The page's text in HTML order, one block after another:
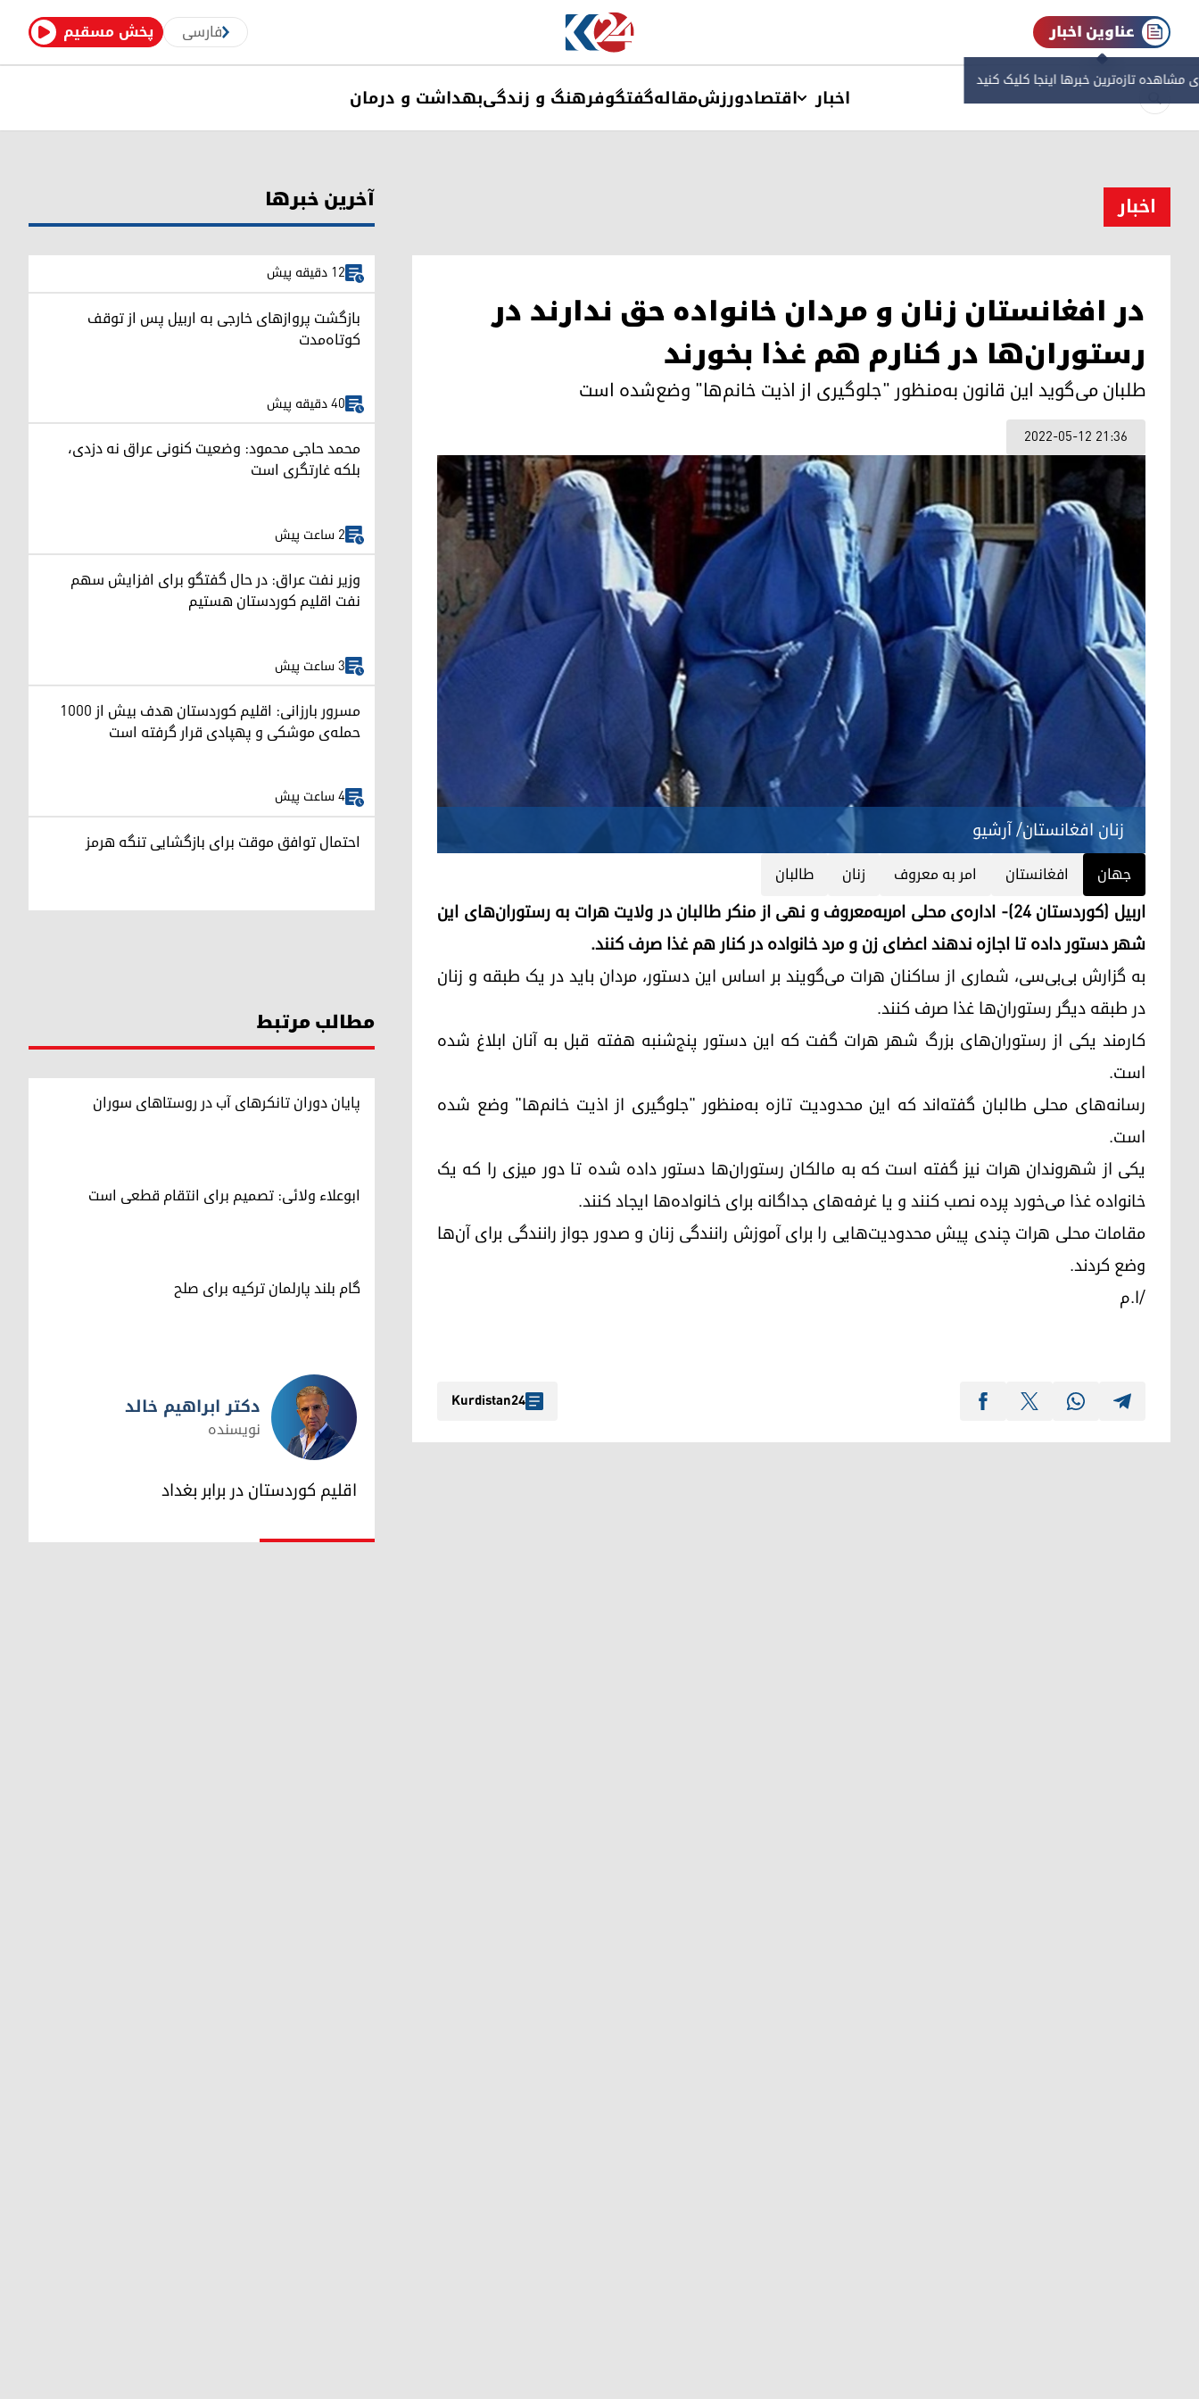
پخش مسقیم فارسی عناوین اخبار
مشاهده‌ تازه‌ترین خبرها اینجا کلیک کنید
اخبار اقتصادورزشمقالهگفتگوفرهنگ و زندگیبهداشت و درمان
اخبار
در افغانستان زنان و مردان خانواده حق ندارند در
رستوران‌ها در کنارم هم غذا بخورند
طلبان می‌گوید این قانون به‌منظور "جلوگیری از اذیت خانم‌ها" وضع‌شده است
2022-05-12 21:36
زنان افغانستان/ آرشیو
جهان افغانستان امر به معروف زنان طالبان
اربیل (کوردستان ۲۴)- اداره‌ی محلی امربه‌معروف و نهی از منکر طالبان در ولایت هرات به رستوران‌های این
شهر دستور داده تا اجازه ندهند اعضای زن و مرد خانواده در کنار هم غذا صرف کنند.
به گزارش بی‌بی‌سی، شماری از ساکنان هرات می‌گویند بر اساس این دستور، مردان باید در یک طبقه و زنان
در طبقه دیگر رستوران‌ها غذا صرف کنند.
کارمند یکی از رستوران‌های بزرگ شهر هرات گفت که این دستور پنج‌شنبه هفته قبل به آنان ابلاغ شده
است.
رسانه‌های محلی طالبان گفته‌اند که این محدودیت تازه به‌منظور "جلوگیری از اذیت خانم‌ها" وضع شده
است.
یکی از شهروندان هرات نیز گفته است که به مالکان رستوران‌ها دستور داده شده تا دور میزی را که یک
خانواده غذا می‌خورد پرده نصب کنند و یا غرفه‌های جداگانه برای خانواده‌ها ایجاد کنند.
مقامات محلی هرات چندی پیش محدودیت‌هایی را برای آموزش رانندگی زنان و صدور جواز رانندگی برای آن‌ها
وضع کردند.
/ا.م
Kurdistan24
آخرین خبرها
12 دقیقه پیش
بازگشت پروازهای خارجی به اربیل پس از توقف
کوتاه‌مدت
40 دقیقه پیش
محمد حاجی محمود: وضعیت کنونی عراق نه دزدی،
بلکه غارتگری است
2 ساعت پیش
وزیر نفت عراق: در حال گفتگو برای افزایش سهم
نفت اقلیم کوردستان هستیم
3 ساعت پیش
مسرور بارزانی: اقلیم کوردستان هدف بیش از ۱۰۰۰
حمله‌ی موشکی و پهپادی قرار گرفته است
4 ساعت پیش
احتمال توافق موقت برای بازگشایی تنگه هرمز
مطالب مرتبط
پایان دوران تانکرهای آب در روستاهای سوران
ابوعلاء ولائی: تصمیم برای انتقام قطعی است
گام بلند پارلمان ترکیه برای صلح
دکتر ابراهیم خالد
دکتر ابراهیم خالد
نویسنده
اقلیم کوردستان در برابر بغداد